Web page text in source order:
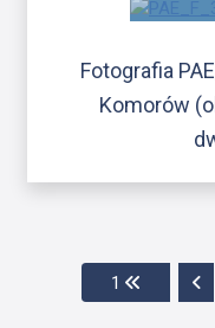
Fotografia
Komorów
1 Przejdź